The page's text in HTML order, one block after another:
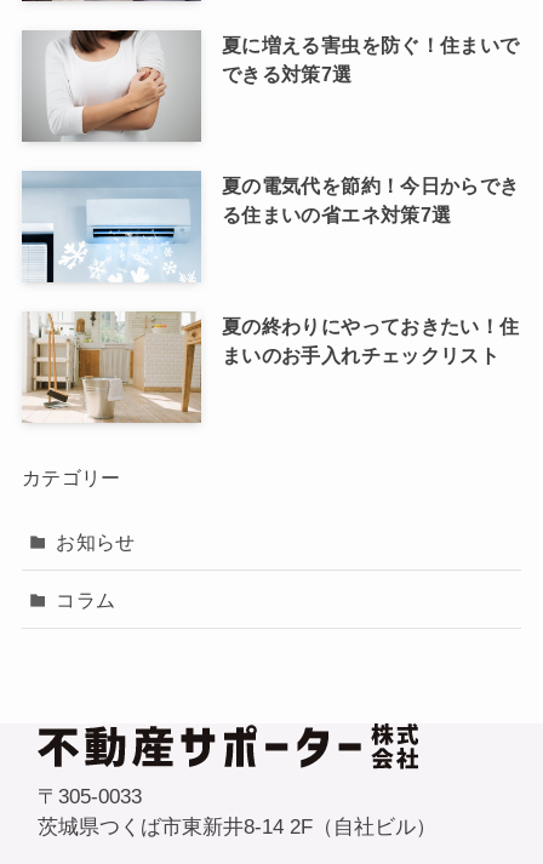
夏に増える害虫を防ぐ！住まいで
できる対策7選
夏の電気代を節約！今日からでき
る住まいの省エネ対策7選
夏の終わりにやっておきたい！住
まいのお手入れチェックリスト
カテゴリー
お知らせ
コラム
〒305-0033
茨城県つくば市東新井8-14 2F（自社ビル）